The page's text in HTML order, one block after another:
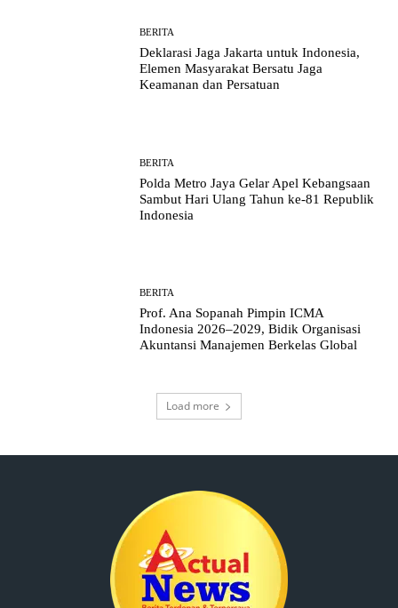
BERITA
Deklarasi Jaga Jakarta untuk Indonesia,
Elemen Masyarakat Bersatu Jaga
Keamanan dan Persatuan
BERITA
Polda Metro Jaya Gelar Apel Kebangsaan
Sambut Hari Ulang Tahun ke-81 Republik
Indonesia
BERITA
Prof. Ana Sopanah Pimpin ICMA
Indonesia 2026–2029, Bidik Organisasi
Akuntansi Manajemen Berkelas Global
Load more